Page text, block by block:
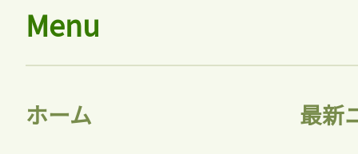
Menu
ホーム 最新